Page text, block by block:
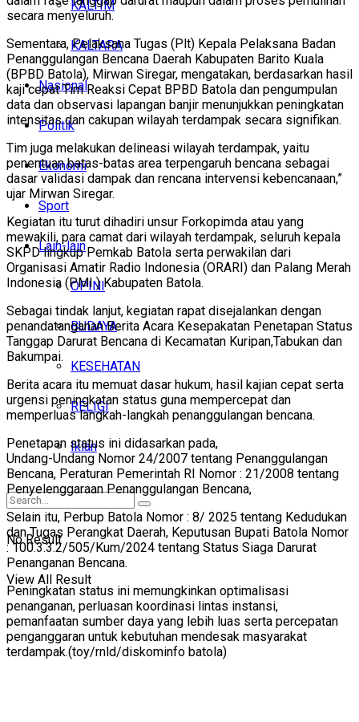
KALTIM
KALTARA
Nasional
Politik
Ekonomi
Sport
Lain-lain
OPINI
BUDAYA
KESEHATAN
RELIGI
Iklan
No Result
View All Result
secara menyeluruh.
Sementara, Pelaksana Tugas (Plt) Kepala Pelaksana Badan
Penanggulangan Bencana Daerah Kabupaten Barito Kuala
(BPBD Batola), Mirwan Siregar, mengatakan, berdasarkan hasil
kaji cepat Tim Reaksi Cepat BPBD Batola dan pengumpulan
data dan observasi lapangan banjir menunjukkan peningkatan
intensitas dan cakupan wilayah terdampak secara signifikan.
Tim juga melakukan delineasi wilayah terdampak, yaitu
penentuan batas-batas area terpengaruh bencana sebagai
dasar validasi dampak dan rencana intervensi kebencanaan,”
ujar Mirwan Siregar.
Kegiatan itu turut dihadiri unsur Forkopimda atau yang
mewakili, para camat dari wilayah terdampak, seluruh kepala
SKPD lingkup Pemkab Batola serta perwakilan dari
Organisasi Amatir Radio Indonesia (ORARI) dan Palang Merah
Indonesia (PMI ) Kabupaten Batola.
Sebagai tindak lanjut, kegiatan rapat disejalankan dengan
penandatanganan Berita Acara Kesepakatan Penetapan Status
Tanggap Darurat Bencana di Kecamatan Kuripan,Tabukan dan
Bakumpai.
Berita acara itu memuat dasar hukum, hasil kajian cepat serta
urgensi peningkatan status guna mempercepat dan
memperluas langkah-langkah penanggulangan bencana.
Penetapan status ini didasarkan pada,
Undang-Undang Nomor 24/2007 tentang Penanggulangan
Bencana, Peraturan Pemerintah RI Nomor : 21/2008 tentang
Penyelenggaraan Penanggulangan Bencana,
Selain itu, Perbup Batola Nomor : 8/ 2025 tentang Kedudukan
dan Tugas Perangkat Daerah, Keputusan Bupati Batola Nomor
: 100.3.3.2/505/Kum/2024 tentang Status Siaga Darurat
Penanganan Bencana.
Peningkatan status ini memungkinkan optimalisasi
penanganan, perluasan koordinasi lintas instansi,
pemanfaatan sumber daya yang lebih luas serta percepatan
penganggaran untuk kebutuhan mendesak masyarakat
terdampak.(toy/rnld/diskominfo batola)